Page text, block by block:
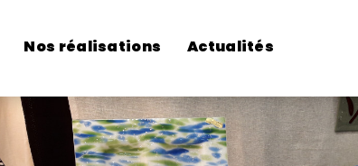
Nos réalisations Actualités